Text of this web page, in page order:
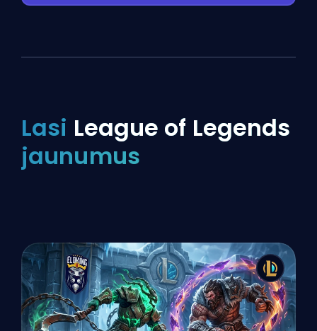
Lasi League of Legends
jaunumus